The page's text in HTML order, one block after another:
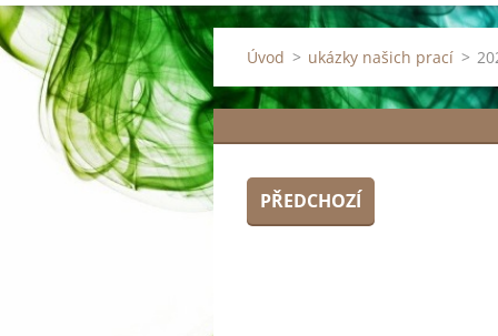
Úvod > ukázky našich prací >
PŘEDCHOZÍ